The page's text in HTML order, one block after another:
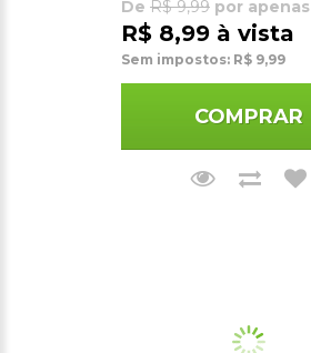
De R$ 9,99 por apenas
R$ 8,99 à vista
Sem impostos: R$ 9,99
COMPRAR